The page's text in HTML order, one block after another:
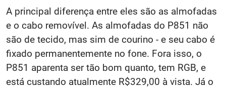
A principal diferença entre eles são as almofadas
e o cabo removível. As almofadas do P851 não
são de tecido, mas sim de courino - e seu cabo é
fixado permanentemente no fone. Fora isso, o
P851 aparenta ser tão bom quanto, tem RGB, e
está custando atualmente R$329,00 à vista. Já o